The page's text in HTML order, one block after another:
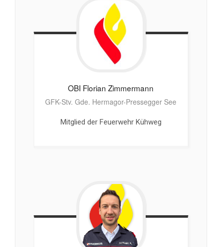
OBI Florian Zimmermann
GFK-Stv. Gde. Hermagor-Pressegger See
Mitglied der Feuerwehr Kühweg